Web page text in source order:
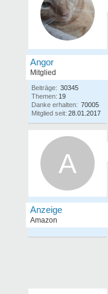
Angor
Mitglied
Beiträge: 30345
Themen: 19
Danke erhalten: 70005
Mitglied seit: 28.01.2017
A